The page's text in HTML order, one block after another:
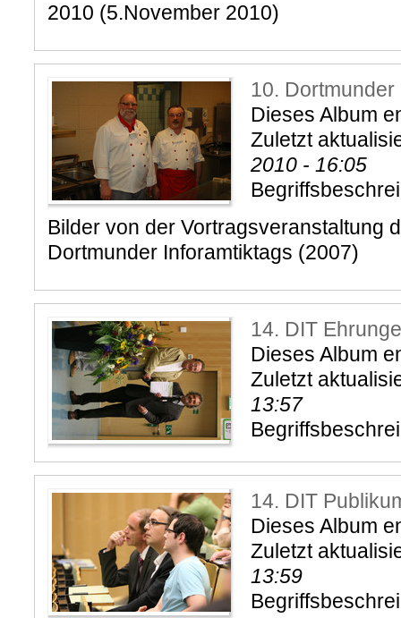
2010 (5.November 2010)
10. Dortmunder
Dieses Album
Zuletzt
2010 - 16:05
Bilder von der Vortragsveranstaltung
Dortmunder Inforamtiktags (2007)
14. DIT
Dieses Album
Zuletzt
13:57
14. DIT
Dieses Album
Zuletzt
13:59